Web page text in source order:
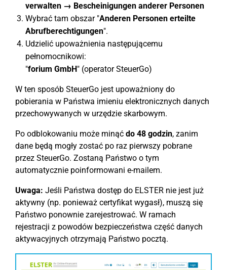
verwalten → Bescheinigungen anderer Personen
Wybrać tam obszar "Anderen Personen erteilte
Abrufberechtigungen".
Udzielić upoważnienia następującemu
pełnomocnikowi:
"forium GmbH" (operator SteuerGo)
W ten sposób SteuerGo jest upoważniony do
pobierania w Państwa imieniu elektronicznych danych
przechowywanych w urzędzie skarbowym.
Po odblokowaniu może minąć do 48 godzin, zanim
dane będą mogły zostać po raz pierwszy pobrane
przez SteuerGo. Zostaną Państwo o tym
automatycznie poinformowani e-mailem.
Uwaga: Jeśli Państwa dostęp do ELSTER nie jest już
aktywny (np. ponieważ certyfikat wygasł), muszą się
Państwo ponownie zarejestrować. W ramach
rejestracji z powodów bezpieczeństwa część danych
aktywacyjnych otrzymają Państwo pocztą.